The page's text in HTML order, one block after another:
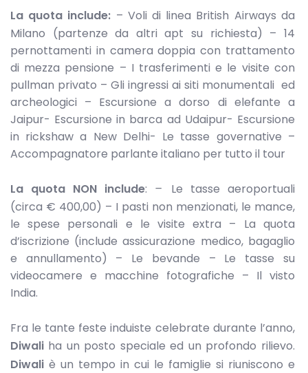
La quota include: – Voli di linea British Airways da
Milano (partenze da altri apt su richiesta) – 14
pernottamenti in camera doppia con trattamento
di mezza pensione – I trasferimenti e le visite con
pullman privato – Gli ingressi ai siti monumentali ed
archeologici – Escursione a dorso di elefante a
Jaipur- Escursione in barca ad Udaipur- Escursione
in rickshaw a New Delhi- Le tasse governative –
Accompagnatore parlante italiano per tutto il tour
La quota NON include: – Le tasse aeroportuali
(circa € 400,00) – I pasti non menzionati, le mance,
le spese personali e le visite extra – La quota
d’iscrizione (include assicurazione medico, bagaglio
e annullamento) – Le bevande – Le tasse su
videocamere e macchine fotografiche – Il visto
India.
Fra le tante feste induiste celebrate durante l’anno,
Diwali ha un posto speciale ed un profondo rilievo.
Diwali è un tempo in cui le famiglie si riuniscono e